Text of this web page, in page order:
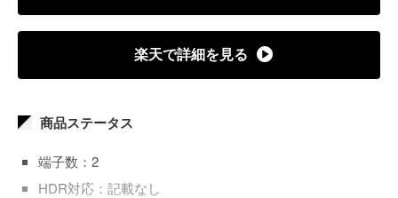
楽天で詳細を見る
商品ステータス
端子数：2
HDR対応：記載なし